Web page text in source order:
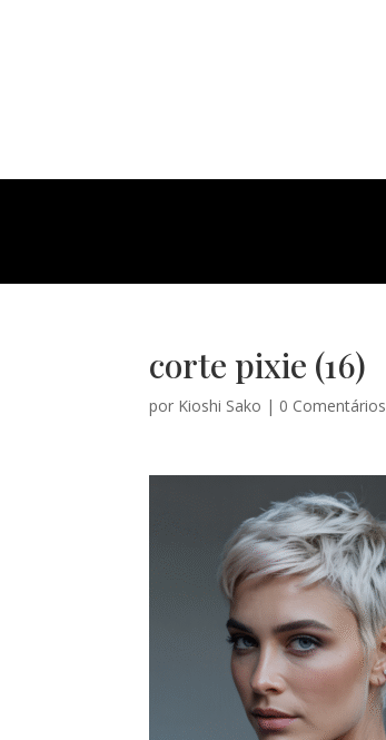
corte pixie (16)
por Kioshi Sako | 0 Comentários